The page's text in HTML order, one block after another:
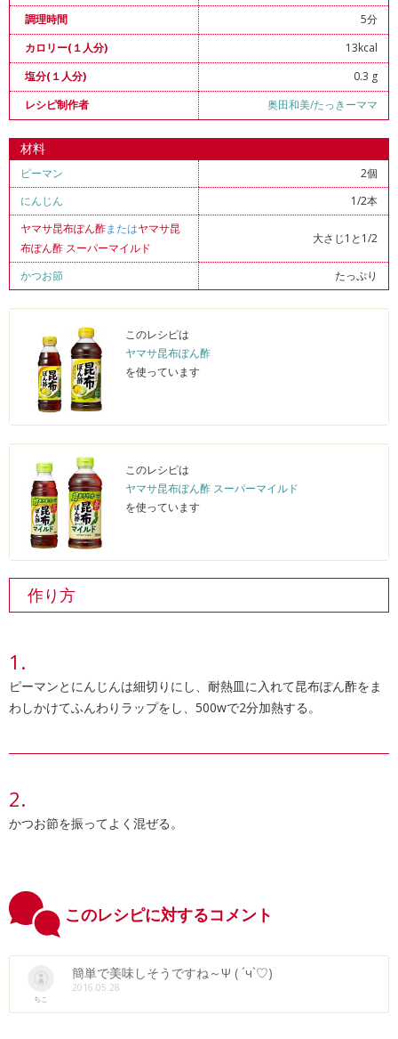
調理時間
5分
カロリー(１人分)
13kcal
塩分(１人分)
0.3 g
レシピ制作者
奥田和美/たっきーママ
材料
ピーマン
2個
にんじん
1/2本
ヤマサ昆布ぽん酢またはヤマサ昆
布ぽん酢 スーパーマイルド
大さじ1と1/2
かつお節 たっぷり
このレシピは
ヤマサ昆布ぽん酢
を使っています
このレシピは
ヤマサ昆布ぽん酢 スーパーマイルド
を使っています
作り方
ピーマンとにんじんは細切りにし、耐熱皿に入れて昆布ぽん酢をま
わしかけてふんわりラップをし、500wで2分加熱する。
かつお節を振ってよく混ぜる。
このレシピに対するコメント
ちこ
簡単で美味しそうですね～Ψ ( ´ч`♡)
2016.05.28